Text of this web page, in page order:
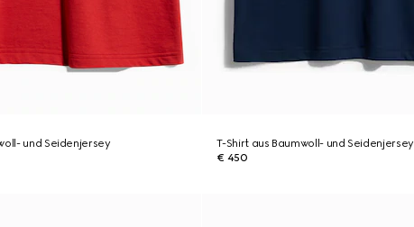
und Seidenjersey
T-Shirt aus Baumwoll- und Seidenjersey
€ 450